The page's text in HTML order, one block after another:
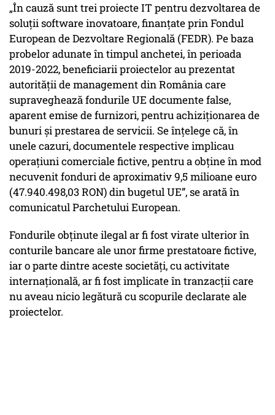
„În cauză sunt trei proiecte IT pentru dezvoltarea de
soluţii software inovatoare, finanţate prin Fondul
European de Dezvoltare Regională (FEDR). Pe baza
probelor adunate în timpul anchetei, în perioada
2019-2022, beneficiarii proiectelor au prezentat
autorităţii de management din România care
supraveghează fondurile UE documente false,
aparent emise de furnizori, pentru achiziţionarea de
bunuri şi prestarea de servicii. Se înţelege că, în
unele cazuri, documentele respective implicau
operaţiuni comerciale fictive, pentru a obţine în mod
necuvenit fonduri de aproximativ 9,5 milioane euro
(47.940.498,03 RON) din bugetul UE”, se arată în
comunicatul Parchetului European.
Fondurile obținute ilegal ar fi fost virate ulterior în
conturile bancare ale unor firme prestatoare fictive,
iar o parte dintre aceste societăți, cu activitate
internațională, ar fi fost implicate în tranzacții care
nu aveau nicio legătură cu scopurile declarate ale
proiectelor.